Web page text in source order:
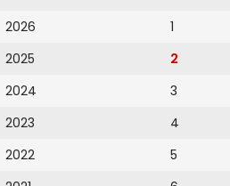
2026
2025
2024
2023
2022
1
2
3
4
5